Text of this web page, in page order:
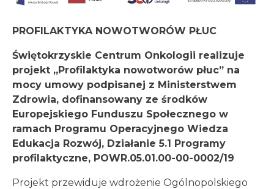
PROFILAKTYKA NOWOTWORÓW PŁUC
Świętokrzyskie Centrum Onkologii realizuje
projekt „Profilaktyka nowotworów płuc” na
mocy umowy podpisanej z Ministerstwem
Zdrowia, dofinansowany ze środków
Europejskiego Funduszu Społecznego w
ramach Programu Operacyjnego Wiedza
Edukacja Rozwój, Działanie 5.1 Programy
profilaktyczne, POWR.05.01.00-00-0002/19
Projekt przewiduje wdrożenie Ogólnopolskiego